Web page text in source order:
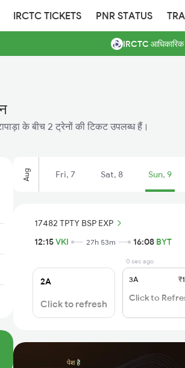
IRCTC TICKETS PNR STATUS
IRCTC आधिकारिक
के बीच 2 ट्रेनों की टिकट उपलब्ध हैं।
Aug Fri, 7 Sat, 8 Sun, 9
17482 TPTY BSP EXP
12:15VKI 27h 53m 16:08 BYT
2A
Click to refresh
0 sec ago
3A
Click to